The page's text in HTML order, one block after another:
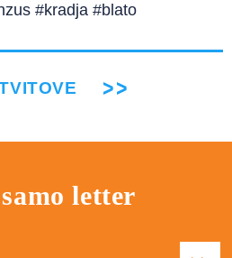
#kradja #blato
letter